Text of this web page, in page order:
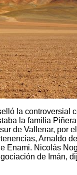
la controversial
la familia
de Vallenar, por
Arnaldo
Enami. Nicolás
de Imán,